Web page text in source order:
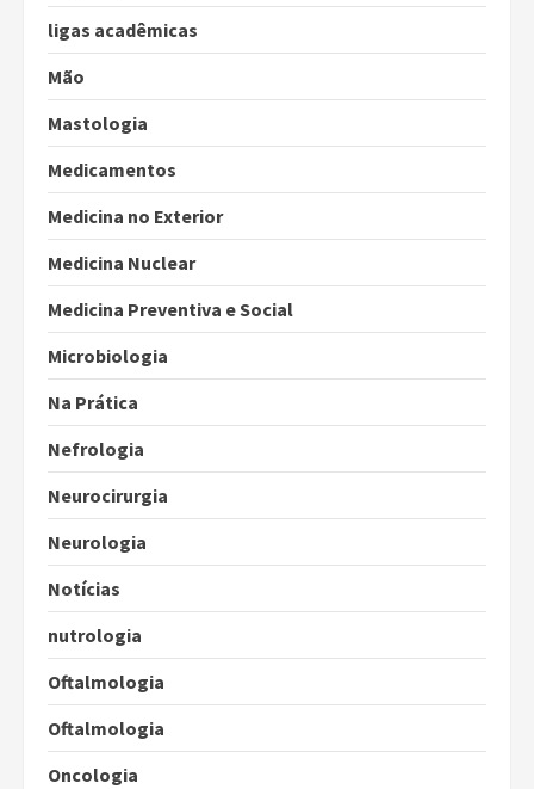
ligas acadêmicas
Mão
Mastologia
Medicamentos
Medicina no Exterior
Medicina Nuclear
Medicina Preventiva e Social
Microbiologia
Na Prática
Nefrologia
Neurocirurgia
Neurologia
Notícias
nutrologia
Oftalmologia
Oftalmologia
Oncologia